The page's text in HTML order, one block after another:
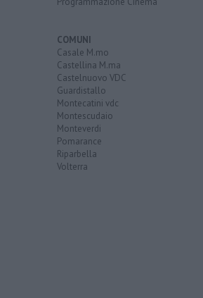
COMUNI
Casale M.mo
Castellina M.ma
Castelnuovo VDC
Guardistallo
Montecatini vdc
Montescudaio
Monteverdi
Pomarance
Riparbella
Volterra